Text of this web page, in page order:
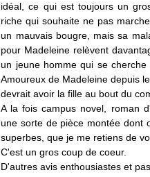
idéal, ce qui est toujours un
riche qui souhaite ne pas
un mauvais bougre, mais sa
pour Madeleine relèvent
un jeune homme qui se
Amoureux de Madeleine depuis
devrait avoir la fille au bout du
A la fois campus novel, roman
une sorte de pièce montée dont
superbes, que je me retiens de
C'est un gros coup de coeur.
D'autres avis enthousiastes et